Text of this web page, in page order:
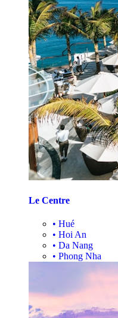
Le Centre
• Hué
• Hoi An
• Da Nang
• Phong Nha